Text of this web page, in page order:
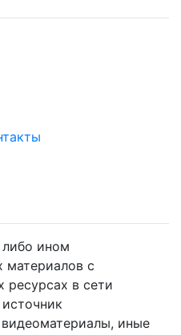
либо ином
материалов с
ресурсах в сети
иные